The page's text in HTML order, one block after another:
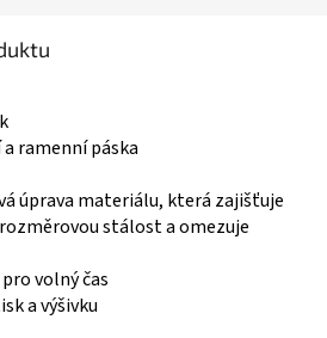
ramenní páska
úprava materiálu, která zajišťuje
stálost a omezuje
volný čas
a výšivku